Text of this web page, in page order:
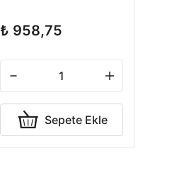
₺ 958,75
Sepete Ekle